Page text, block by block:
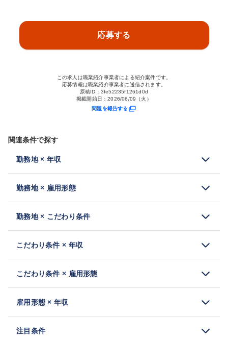
応募する
この求人は職業紹介事業者による紹介案件です。
応募情報は職業紹介事業者に送信されます。
原稿ID： 3fe52235f1261d0d
掲載開始日：2026/06/09（火）
問題を報告する
関連条件で探す
勤務地 × 年収
勤務地 × 雇用形態
勤務地 × こだわり条件
こだわり条件 × 年収
こだわり条件 × 雇用形態
雇用形態 × 年収
注目条件